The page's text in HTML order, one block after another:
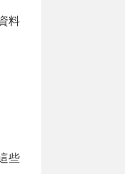
料
些